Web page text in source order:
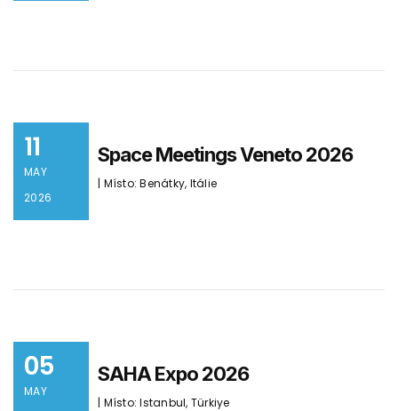
11
MAY
2026
Space Meetings Veneto 2026
| Místo: Benátky, Itálie
05
MAY
SAHA Expo 2026
| Místo: Istanbul, Türkiye